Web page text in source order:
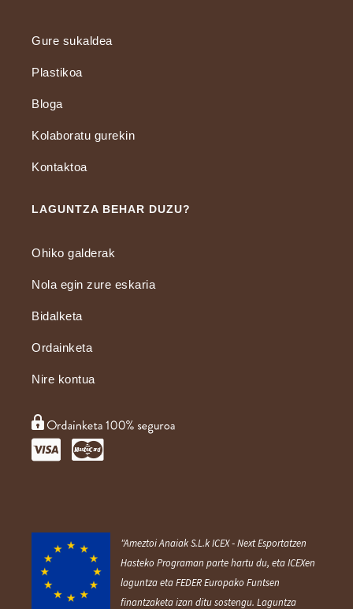
Gure sukaldea
Plastikoa
Bloga
Kolaboratu gurekin
Kontaktoa
LAGUNTZA BEHAR DUZU?
Ohiko galderak
Nola egin zure eskaria
Bidalketa
Ordainketa
Nire kontua
"Ameztoi Anaiak S.L.k ICEX ‐ Next Esportatzen
Hasteko Programan parte hartu du, eta ICEXen
laguntza eta FEDER Europako Funtsen
finantzaketa izan ditu sostengu. Laguntza